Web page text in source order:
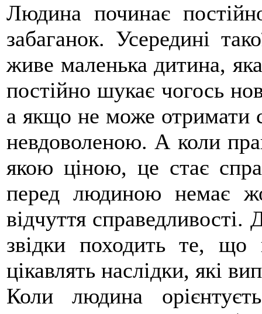
Людина починає
забаганок. Усередині
живе маленька дитина,
постійно шукає чогось
а якщо не може отримати
невдоволеною. А коли
якою ціною, це стає
перед людиною немає
відчуття
звідки походить те,
цікавлять наслідки, які
Коли людина